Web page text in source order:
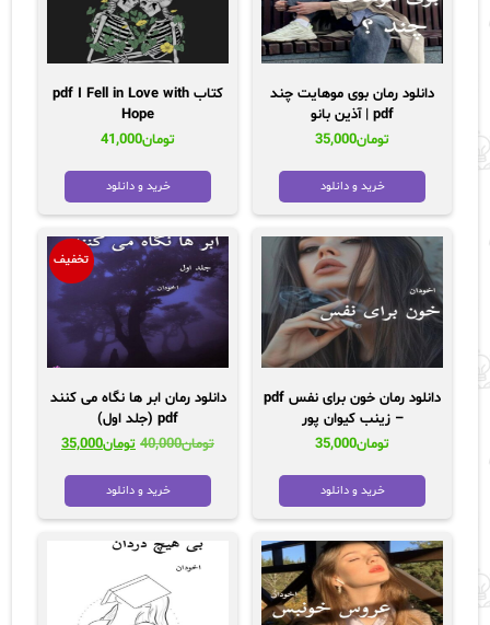
دانلود رمان بوی موهایت چند
pdf | آذین بانو
تومان35,000
خرید و دانلود
کتاب pdf I Fell in Love with
Hope
تومان41,000
خرید و دانلود
دانلود رمان خون برای نفس pdf
– زینب کیوان پور
تومان35,000
خرید و دانلود
تخفیف
دانلود رمان ابر ها نگاه می کنند
pdf (جلد اول)
تومان40,000 قیمت
تومان40,000
بود.
تومان35,000قیمت
خرید و دانلود